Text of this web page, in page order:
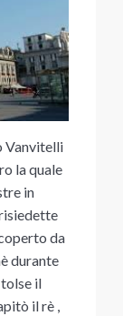
Vanvitelli
la quale
in
da
durante
il
il rè ,